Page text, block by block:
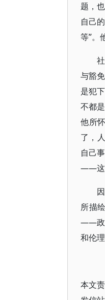
题，
自己
等”。
与豁
是犯
不都
他所
了，
自己
——这
所描
——政
和伦
本文责